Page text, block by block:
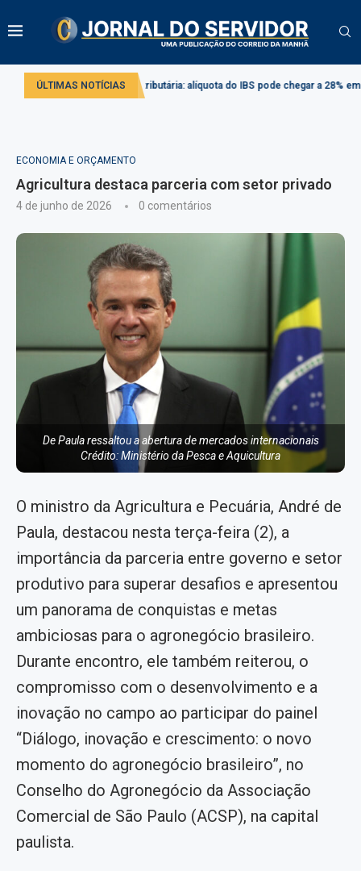
ÚLTIMAS NOTÍCIAS
Reforma tributária: alíquota do IBS pode chegar a 28% em 2033
ECONOMIA E ORÇAMENTO
Agricultura destaca parceria com setor privado
4 de junho de 2026 0 comentários
De Paula ressaltou a abertura de mercados internacionais
Crédito: Ministério da Pesca e Aquicultura
O ministro da Agricultura e Pecuária, André de
Paula, destacou nesta terça-feira (2), a
importância da parceria entre governo e setor
produtivo para superar desafios e apresentou
um panorama de conquistas e metas
ambiciosas para o agronegócio brasileiro.
Durante encontro, ele também reiterou, o
compromisso com o desenvolvimento e a
inovação no campo ao participar do painel
“Diálogo, inovação e crescimento: o novo
momento do agronegócio brasileiro”, no
Conselho do Agronegócio da Associação
Comercial de São Paulo (ACSP), na capital
paulista.